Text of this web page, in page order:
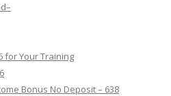
for Your Training
Bonus No Deposit – 638